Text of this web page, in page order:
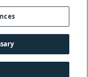
riservati.
nel linguaggio